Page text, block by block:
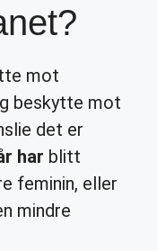
mot
beskytte mot
det er
har blitt
feminin, eller
mindre